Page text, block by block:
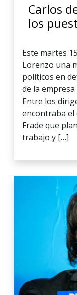
Carlos
los
Este martes
Lorenzo una
políticos en
de la
Entre los
encontraba el
Frade que
trabajo y […]